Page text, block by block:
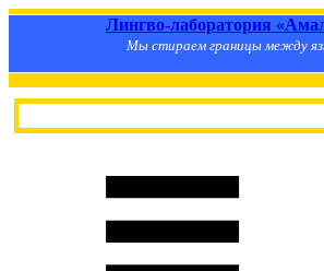
Лингво-лаборатория
Мы стираем границы между